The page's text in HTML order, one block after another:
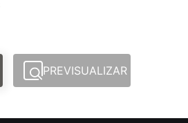
PREVISUALIZAR